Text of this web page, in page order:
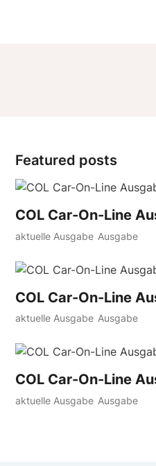
Featured posts
COL Car-On-Line
aktuelle Ausgabe Ausgabe
COL Car-On-Line
aktuelle Ausgabe Ausgabe
COL Car-On-Line
aktuelle Ausgabe Ausgabe